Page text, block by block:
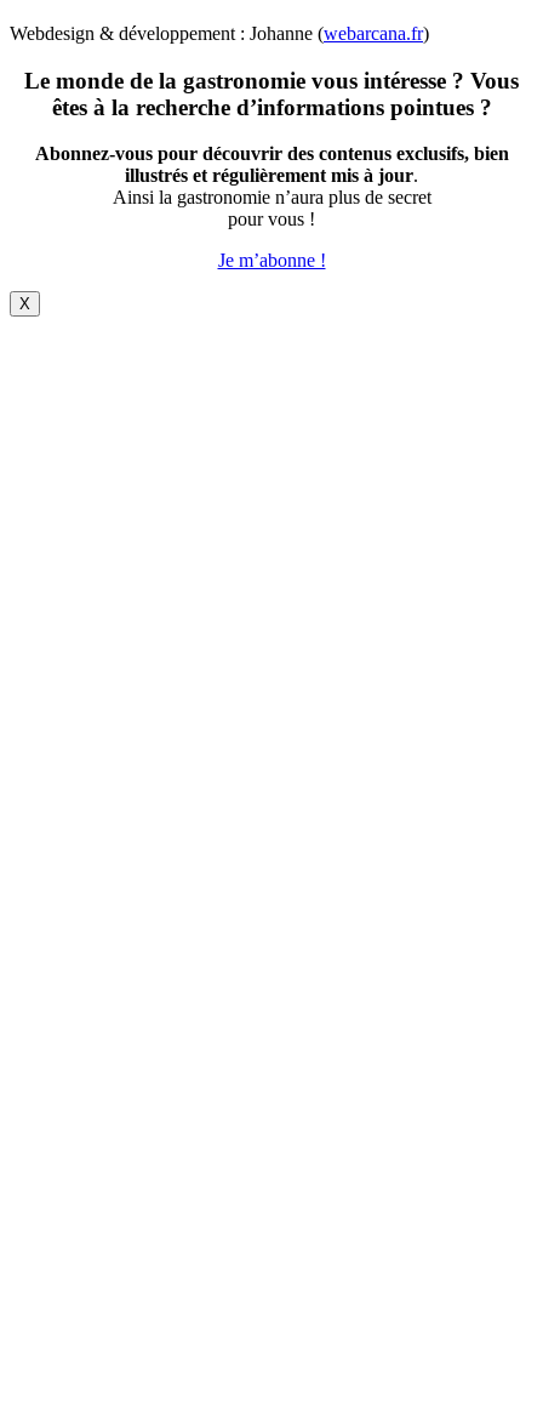
Webdesign & développement : Johanne (webarcana.fr)
Le monde de la gastronomie vous intéresse ? Vous
êtes à la recherche d’informations pointues ?
Abonnez-vous pour découvrir des contenus exclusifs, bien
illustrés et régulièrement mis à jour.
Ainsi la gastronomie n’aura plus de secret
pour vous !
Je m’abonne !
X